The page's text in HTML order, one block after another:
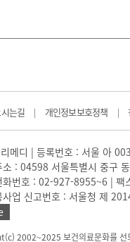
는길 | 개인정보보호정책 |
메디 | 등록번호 : 서울 아
소 : 04598 서울특별시 중구
화번호 : 02-927-8955~6 |
사업 신고번호 : 서울청 제
2002~2025 보건의료문화를